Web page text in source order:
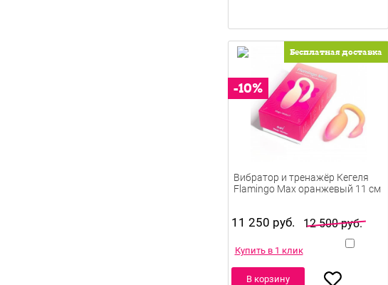
Бесплатная доставка
11 250 руб. 12 500 руб.
Купить в 1 клик
В корзину